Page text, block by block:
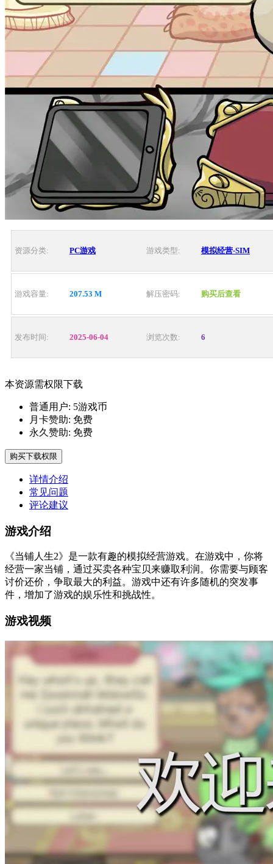
资源分类: PC游戏 游戏类型: 模拟经营-SIM
游戏容量: 207.53 M 解压密码: 购买后查看
发布时间: 2025-06-04 浏览次数: 6
本资源需权限下载
普通用户: 5游戏币
月卡赞助: 免费
永久赞助: 免费
购买下载权限
详情介绍
常见问题
评论建议
游戏介绍
《当铺人生2》是一款有趣的模拟经营游戏。在游戏中，你将
经营一家当铺，通过买卖各种宝贝来赚取利润。你需要与顾客
讨价还价，争取最大的利益。游戏中还有许多随机的突发事
件，增加了游戏的娱乐性和挑战性。
游戏视频